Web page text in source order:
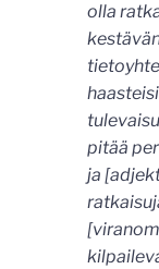
olla
pitää
ja